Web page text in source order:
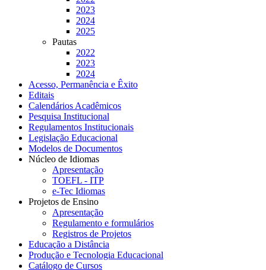
2023
2024
2025
Pautas
2022
2023
2024
Acesso, Permanência e Êxito
Editais
Calendários Acadêmicos
Pesquisa Institucional
Regulamentos Institucionais
Legislação Educacional
Modelos de Documentos
Núcleo de Idiomas
Apresentação
TOEFL - ITP
e-Tec Idiomas
Projetos de Ensino
Apresentação
Regulamento e formulários
Registros de Projetos
Educação a Distância
Produção e Tecnologia Educacional
Catálogo de Cursos